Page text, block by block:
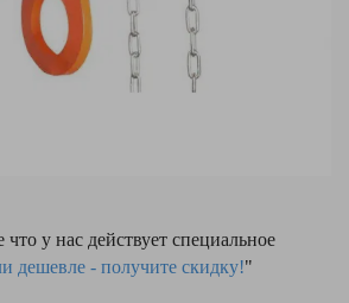
у нас действует специальное
дешевле - получите скидку!"